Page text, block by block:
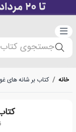
دسته‌بندی
جستجوی
خانه / کتاب بر شانه های